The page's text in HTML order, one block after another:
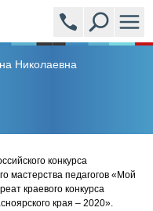
Николаевна
конкурса
мастерства педагогов «Мой
краевого конкурса
края – 2020».